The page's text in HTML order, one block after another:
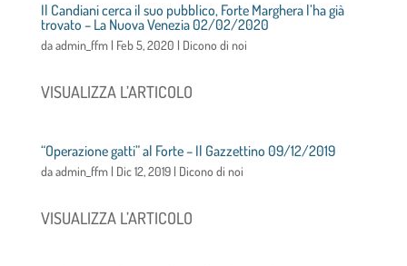
Il Candiani cerca il suo pubblico, Forte Marghera l’ha già
trovato – La Nuova Venezia 02/02/2020
daadmin_ffm| Feb 5, 2020 | Dicono di noi
VISUALIZZA L’ARTICOLO
“Operazione gatti” al Forte – Il Gazzettino 09/12/2019
daadmin_ffm| Dic 12, 2019| Dicono di noi
VISUALIZZA L’ARTICOLO